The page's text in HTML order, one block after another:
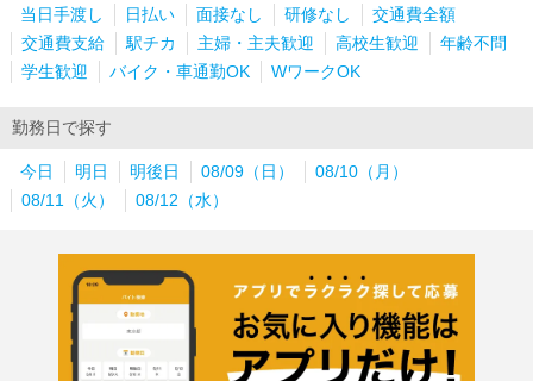
当日手渡し 日払い 面接なし 研修なし
交通費全額
交通費支給
駅チカ 主婦・主夫歓迎 高校生歓迎
年齢不問
学生歓迎
バイク・車通勤OK WワークOK
勤務日で探す
今日 明日 明後日 08/09（日）
08/10（月）
08/11（火）
08/12（水）